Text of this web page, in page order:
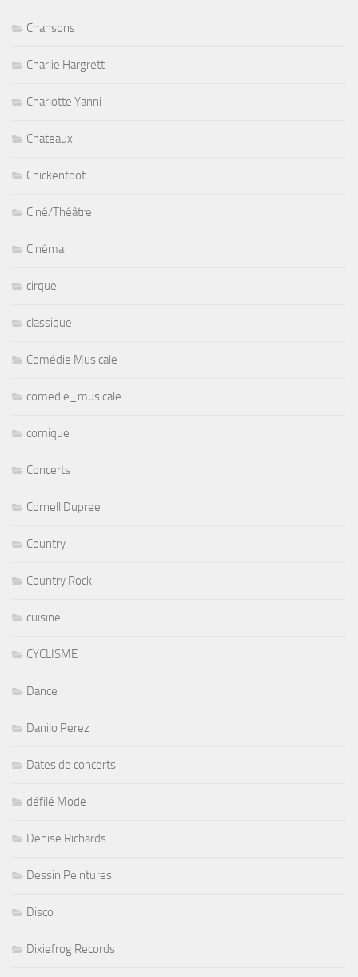
Chansons
Charlie Hargrett
Charlotte Yanni
Chateaux
Chickenfoot
Ciné/Théâtre
Cinéma
cirque
classique
Comédie Musicale
comedie_musicale
comique
Concerts
Cornell Dupree
Country
Country Rock
cuisine
CYCLISME
Dance
Danilo Perez
Dates de concerts
défilé Mode
Denise Richards
Dessin Peintures
Disco
Dixiefrog Records